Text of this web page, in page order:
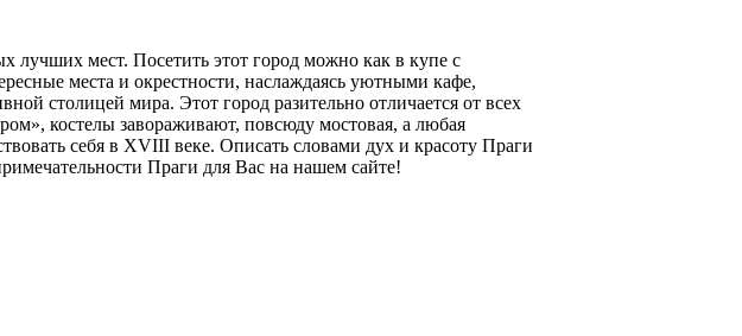
лучших мест. Посетить этот город можно как в купе с
места и окрестности, наслаждаясь уютными кафе,
столицей мира. Этот город разительно отличается от всех
костелы завораживают, повсюду мостовая, а любая
себя в XVIII веке. Описать словами дух и красоту Праги
Праги для Вас на нашем сайте!